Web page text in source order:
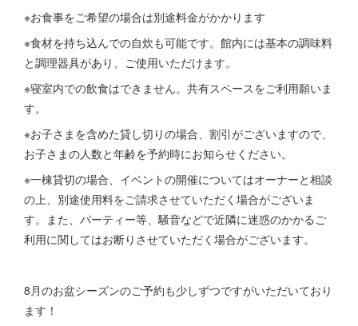
※お食事をご希望の場合は別途料金がかかります
※食材を持ち込んでの自炊も可能です。館内には基本の調味料
と調理器具があり、ご使用いただけます。
※寝室内での飲食はできません。共有スペースをご利用願いま
す。
※お子さまを含めた貸し切りの場合、割引がございますので、
お子さまの人数と年齢を予約時にお知らせください。
※一棟貸切の場合、イベントの開催についてはオーナーと相談
の上、別途使用料をご請求させていただく場合がございま
す。また、パーティー等、騒音などで近隣に迷惑のかかるご
利用に関してはお断りさせていただく場合がございます。
8月のお盆シーズンのご予約も少しずつですがいただいており
ます！